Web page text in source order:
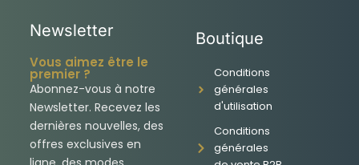
Newsletter
Vous aimez être le
premier ?
Abonnez-vous à notre
Newsletter. Recevez les
dernières nouvelles, des
offres exclusives en
Boutique
Conditions
générales
d'utilisation
Conditions
générales